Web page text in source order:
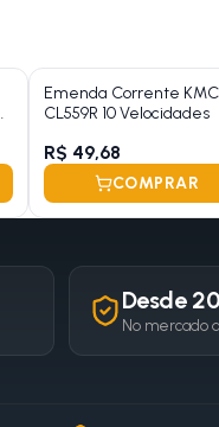
Emenda Corrente KMC
CL559R 10 Velocidades
R$ 49,68
COMPRAR
Desde
No mercado